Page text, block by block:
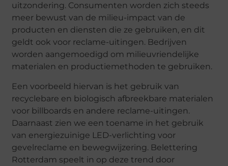
uitzondering. Consumenten worden zich steeds
meer bewust van de milieu-impact van de
producten en diensten die ze gebruiken, en dit
geldt ook voor reclame-uitingen. Bedrijven
worden aangemoedigd om milieuvriendelijke
materialen en productiemethoden te gebruiken.
Een voorbeeld hiervan is het gebruik van
recyclebare en biologisch afbreekbare materialen
voor billboards en andere reclame-uitingen.
Daarnaast zien we een toename in het gebruik
van energiezuinige LED-verlichting voor
gevelreclame en bewegwijzering. Belettering
Rotterdam speelt in op deze trend door